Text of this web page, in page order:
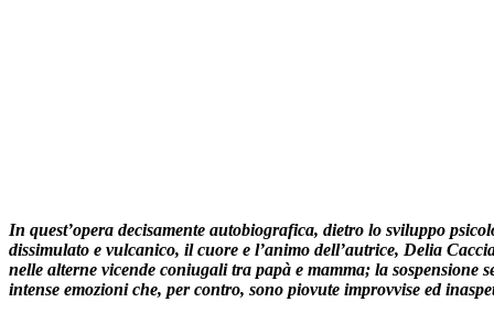
In quest’opera decisamente autobiografica, dietro lo sviluppo
dissimulato e vulcanico, il cuore e l’animo dell’autrice, Delia
nelle alterne vicende coniugali tra papà e mamma; la sospensione
intense emozioni che, per contro, sono piovute improvvise ed